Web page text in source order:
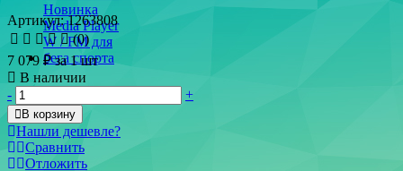
Артикул: 1263808
(0)
7 079 ₽за 1 шт
В наличии
-
+
В корзину
Нашли дешевле?
Сравнить
Отложить